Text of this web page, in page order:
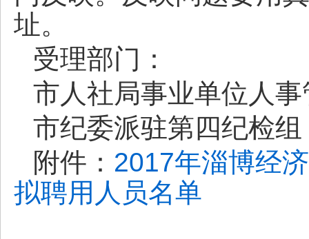
址。
受理部门：
市人社局事业单位人
市纪委派驻第四纪检
附件： 2017年淄博经
拟聘用人员名单